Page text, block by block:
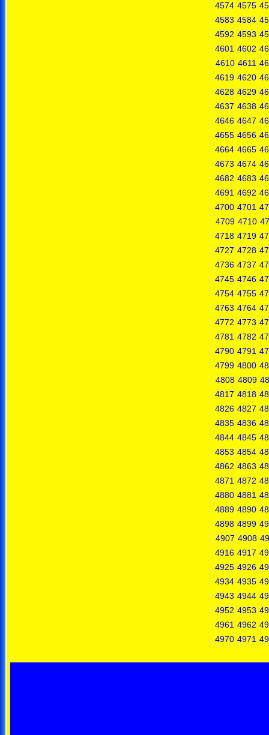
4574 4575
4583 4584
4592 4593
4601 4602
4610 4611
4619 4620
4628 4629
4637 4638
4646 4647
4655 4656
4664 4665
4673 4674
4682 4683
4691 4692
4700 4701
4709 4710
4718 4719
4727 4728
4736 4737
4745 4746
4754 4755
4763 4764
4772 4773
4781 4782
4790 4791
4799 4800
4808 4809
4817 4818
4826 4827
4835 4836
4844 4845
4853 4854
4862 4863
4871 4872
4880 4881
4889 4890
4898 4899
4907 4908
4916 4917
4925 4926
4934 4935
4943 4944
4952 4953
4961 4962
4970 4971